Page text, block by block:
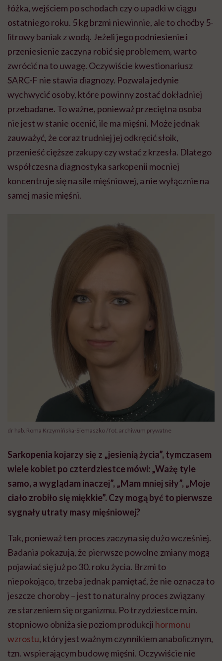
łóżka, wejściem po schodach czy o upadki w ciągu
ostatniego roku. 5 kg brzmi niewinnie, ale to choćby 5-
litrowy baniak z wodą. Jeżeli jego podniesienie i
przeniesienie zaczyna robić się problemem, warto
zwrócić na to uwagę. Oczywiście kwestionariusz
SARC-F nie stawia diagnozy. Pozwala jedynie
wychwycić osoby, które powinny zostać dokładniej
przebadane. To ważne, ponieważ przeciętna osoba
nie jest w stanie ocenić, ile ma mięśni. Może jednak
zauważyć, że coraz trudniej jej odkręcić słoik,
przenieść cięższe zakupy czy wstać z krzesła. Dlatego
współczesna diagnostyka sarkopenii mocniej
koncentruje się na sile mięśniowej, a nie wyłącznie na
samej masie mięśni.
dr hab. Roma Krzymińska-Siemaszko / fot. archiwum prywatne
Sarkopenia kojarzy się z „jesienią życia”, tymczasem
wiele kobiet po czterdziestce mówi: „Ważę tyle
samo, a wyglądam inaczej”, „Mam mniej siły”, „Moje
ciało zrobiło się miękkie”. Czy mogą być to pierwsze
sygnały utraty masy mięśniowej?
Tak, ponieważ ten proces zaczyna się dużo wcześniej.
Badania pokazują, że pierwsze powolne zmiany mogą
pojawiać się już po 30. roku życia. Brzmi to
niepokojąco, trzeba jednak pamiętać, że nie oznacza to
jeszcze choroby – jest to naturalny proces związany
ze starzeniem się organizmu. Po trzydziestce m.in.
stopniowo obniża się poziom produkcji hormonu
wzrostu, który jest ważnym czynnikiem anabolicznym,
tzn. wspierającym budowę mięśni. Oczywiście nie